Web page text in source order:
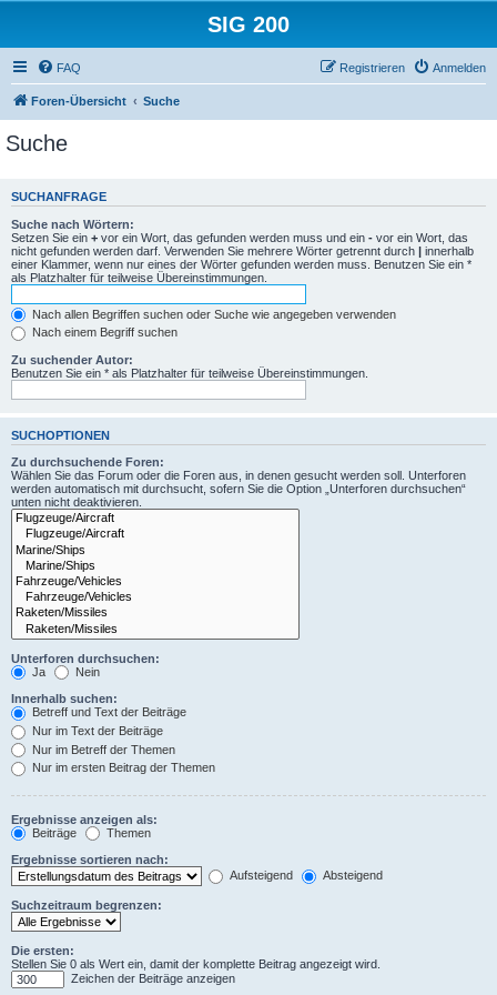
SIG 200
FAQ Anmelden
Registrieren
Foren-Übersicht Suche
Suche
SUCHANFRAGE
Suche nach Wörtern:
Setzen Sie ein + vor ein Wort, das gefunden werden muss und ein - vor ein Wort, das
nicht gefunden werden darf. Verwenden Sie mehrere Wörter getrennt durch | innerhalb
einer Klammer, wenn nur eines der Wörter gefunden werden muss. Benutzen Sie ein *
als Platzhalter für teilweise Übereinstimmungen.
Nach allen Begriffen suchen oder Suche wie angegeben verwenden
Nach einem Begriff suchen
Zu suchender Autor:
Benutzen Sie ein * als Platzhalter für teilweise Übereinstimmungen.
SUCHOPTIONEN
Zu durchsuchende Foren:
Wählen Sie das Forum oder die Foren aus, in denen gesucht werden soll. Unterforen
werden automatisch mit durchsucht, sofern Sie die Option „Unterforen durchsuchen“
unten nicht deaktivieren.
Unterforen durchsuchen:
Ja
Nein
Innerhalb suchen:
Betreff und Text der Beiträge
Nur im Text der Beiträge
Nur im Betreff der Themen
Nur im ersten Beitrag der Themen
Ergebnisse anzeigen als:
Beiträge
Themen
Ergebnisse sortieren nach:
Aufsteigend
Absteigend
Suchzeitraum begrenzen:
Die ersten:
Stellen Sie 0 als Wert ein, damit der komplette Beitrag angezeigt wird.
Zeichen der Beiträge anzeigen